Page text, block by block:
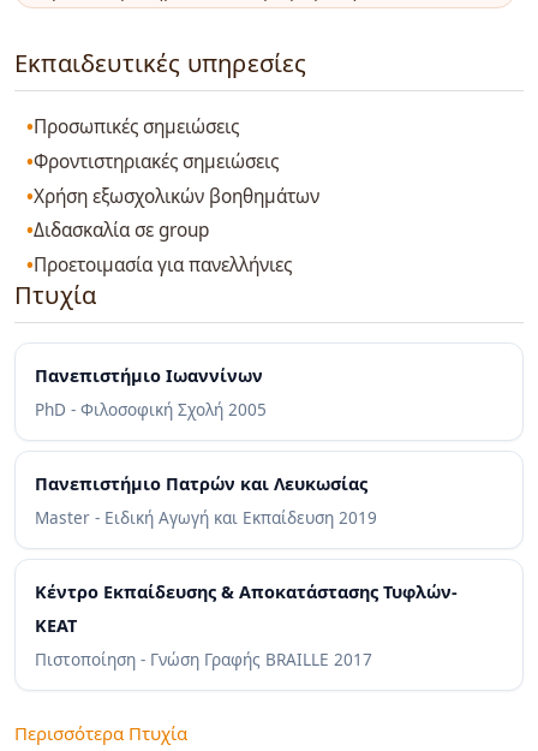
Εκπαιδευτικές υπηρεσίες
Προσωπικές σημειώσεις
Φροντιστηριακές σημειώσεις
Χρήση εξωσχολικών βοηθημάτων
Διδασκαλία σε group
Προετοιμασία για πανελλήνιες
Πτυχία
Πανεπιστήμιο Ιωαννίνων
PhD - Φιλοσοφική Σχολή 2005
Πανεπιστήμιο Πατρών και Λευκωσίας
Master - Ειδική Αγωγή και Εκπαίδευση 2019
Κέντρο Εκπαίδευσης & Αποκατάστασης Τυφλών-
KEAT
Πιστοποίηση - Γνώση Γραφής BRAILLE 2017
Περισσότερα Πτυχία